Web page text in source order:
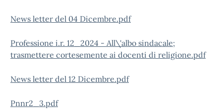
News letter del 04 Dicembre.pdf
Professione i.r. 12_2024 - All\'albo sindacale;
trasmettere cortesemente ai docenti di religione.pdf
News letter del 12 Dicembre.pdf
Pnnr2_3.pdf